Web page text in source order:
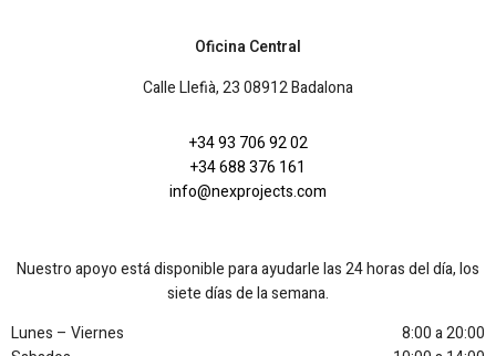
Oficina Central
Calle Llefià, 23 08912 Badalona
+34 93 706 92 02
+34 688 376 161
info@nexprojects.com
Nuestro apoyo está disponible para ayudarle las 24 horas del día, los
siete días de la semana.
Lunes – Viernes
8:00 a 20:00